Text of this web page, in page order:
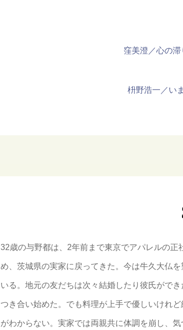
窪美澄／心の
枡野浩一／い
32歳の与野都は、2年前まで東京でアパレルの
め、茨城県の実家に戻ってきた。今は牛久大仏
いる。地元の友だちは次々結婚したり彼氏がで
つき合い始めた。でも料理が上手で優しいけれ
がわからない。実家では両親共に体調を崩し、